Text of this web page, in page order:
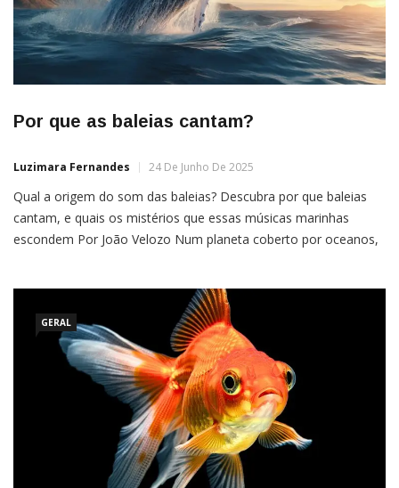
Por que as baleias cantam?
Luzimara Fernandes 24 De Junho De 2025
Qual a origem do som das baleias? Descubra por que baleias
cantam, e quais os mistérios que essas músicas marinhas
escondem Por João Velozo Num planeta coberto por oceanos,
quase mágica. Ela não vem de instrumentos […]
GERAL